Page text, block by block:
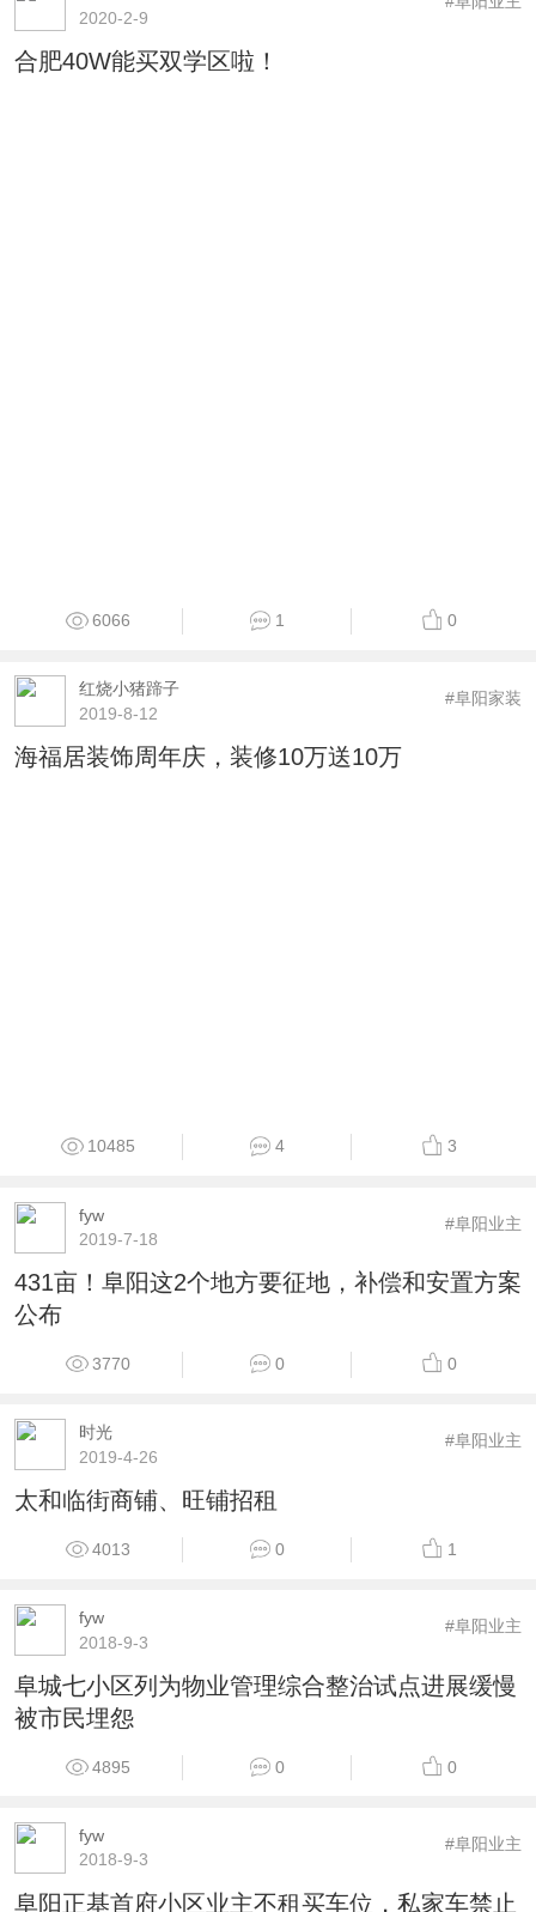
2020-2-9
合肥40W能买双学区啦！
6066 1 0
红烧小猪蹄子
2019-8-12
#阜阳家装
海福居装饰周年庆，装修10万送10万
10485 4 3
fyw
2019-7-18
#阜阳业主
431亩！阜阳这2个地方要征地，补偿和安置方案
公布
3770 0 0
时光
2019-4-26
#阜阳业主
太和临街商铺、旺铺招租
4013 0 1
fyw
2018-9-3
#阜阳业主
阜城七小区列为物业管理综合整治试点进展缓慢
被市民埋怨
4895 0 0
fyw
2018-9-3
#阜阳业主
阜阳正基首府小区业主不租买车位，私家车禁止